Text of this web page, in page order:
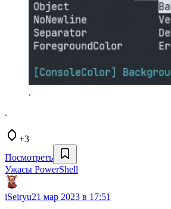
.
.
+3
Посмотреть
Ужасы PowerShell
iSeiryu21 мар 2023 в 17:51